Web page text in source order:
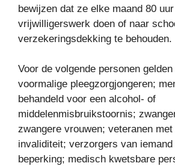
bewijzen dat ze elke maand 80
vrijwilligerswerk doen of naar
verzekeringsdekking te behouden.
Voor de volgende personen
voormalige pleegzorgjongeren;
behandeld voor een alcohol- of
middelenmisbruikstoornis;
zwangere vrouwen; veteranen met
invaliditeit; verzorgers van iemand
beperking; medisch kwetsbare